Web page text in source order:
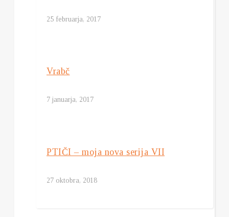
25 februarja, 2017
Vrabč
7 januarja, 2017
PTIČI – moja nova serija VII
27 oktobra, 2018